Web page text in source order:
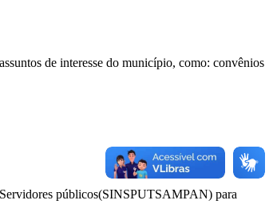
de interesse do município, como: convênios
Servidores públicos(SINSPUTSAMPAN) para